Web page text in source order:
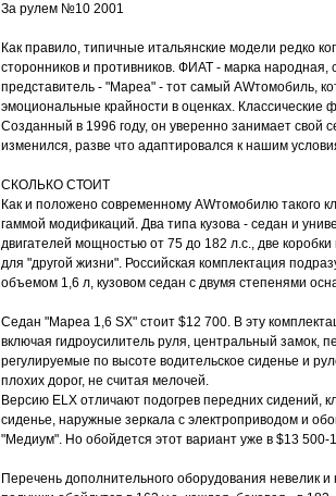
За рулем №10 2001
Как правило, типичные итальянские модели редко
сторонников и противников. ФИАТ - марка
представитель - "Мареа" - тот самый AWтомобиль,
эмоциональные крайности в оценках.
Созданный в 1996 году, он уверенно занимает свой
изменился, разве что адаптировался к нашим
СКОЛЬКО СТОИТ
Как и положено современному AWтомобилю такого
гаммой модификаций. Два типа кузова - седан и
двигателей мощностью от 75 до 182 л.с., две
для "другой жизни". Российская комплектация
объемом 1,6 л, кузовом седан с двумя степенями
Седан "Мареа 1,6 SX" стоит $12 700. В эту
включая гидроусилитель руля, центральный замок,
регулируемые по высоте водительское сиденье и
плохих дорог, не считая мелочей.
Версию ELX отличают подогрев передних сидений,
сиденье, наружные зеркала с электроприводом и
"Медиум". Но обойдется этот вариант уже в $13 500-
Перечень дополнительного оборудования невелик